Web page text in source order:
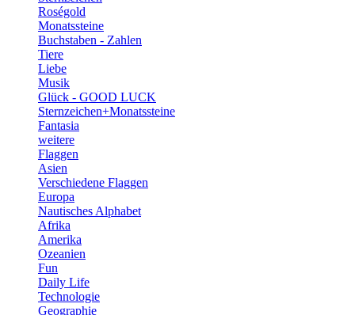
Roségold
Monatssteine
Buchstaben - Zahlen
Tiere
Liebe
Musik
Glück - GOOD LUCK
Sternzeichen+Monatssteine
Fantasia
weitere
Flaggen
Asien
Verschiedene Flaggen
Europa
Nautisches Alphabet
Afrika
Amerika
Ozeanien
Fun
Daily Life
Technologie
Geographie